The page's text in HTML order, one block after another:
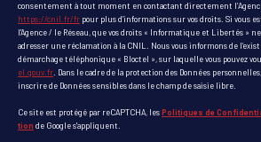
consentement à tout moment en contactant directement
https://cnil.fr/fr pour plus d’informations sur vos droits. Si vous
l'Agence / le Réseau, que vos droits « Informatique et Libertés » ne
adresser une réclamation à la CNIL. Nous vous informons de
démarchage téléphonique « Bloctel », sur laquelle vous pouvez
el.gouv.fr . Dans le cadre de la protection des Données
inscrire de Données sensibles dans le champ de saisie libre.
Ce site est protégé par reCAPTCHA, lesPolitiques de
tion de Google s'appliquent.